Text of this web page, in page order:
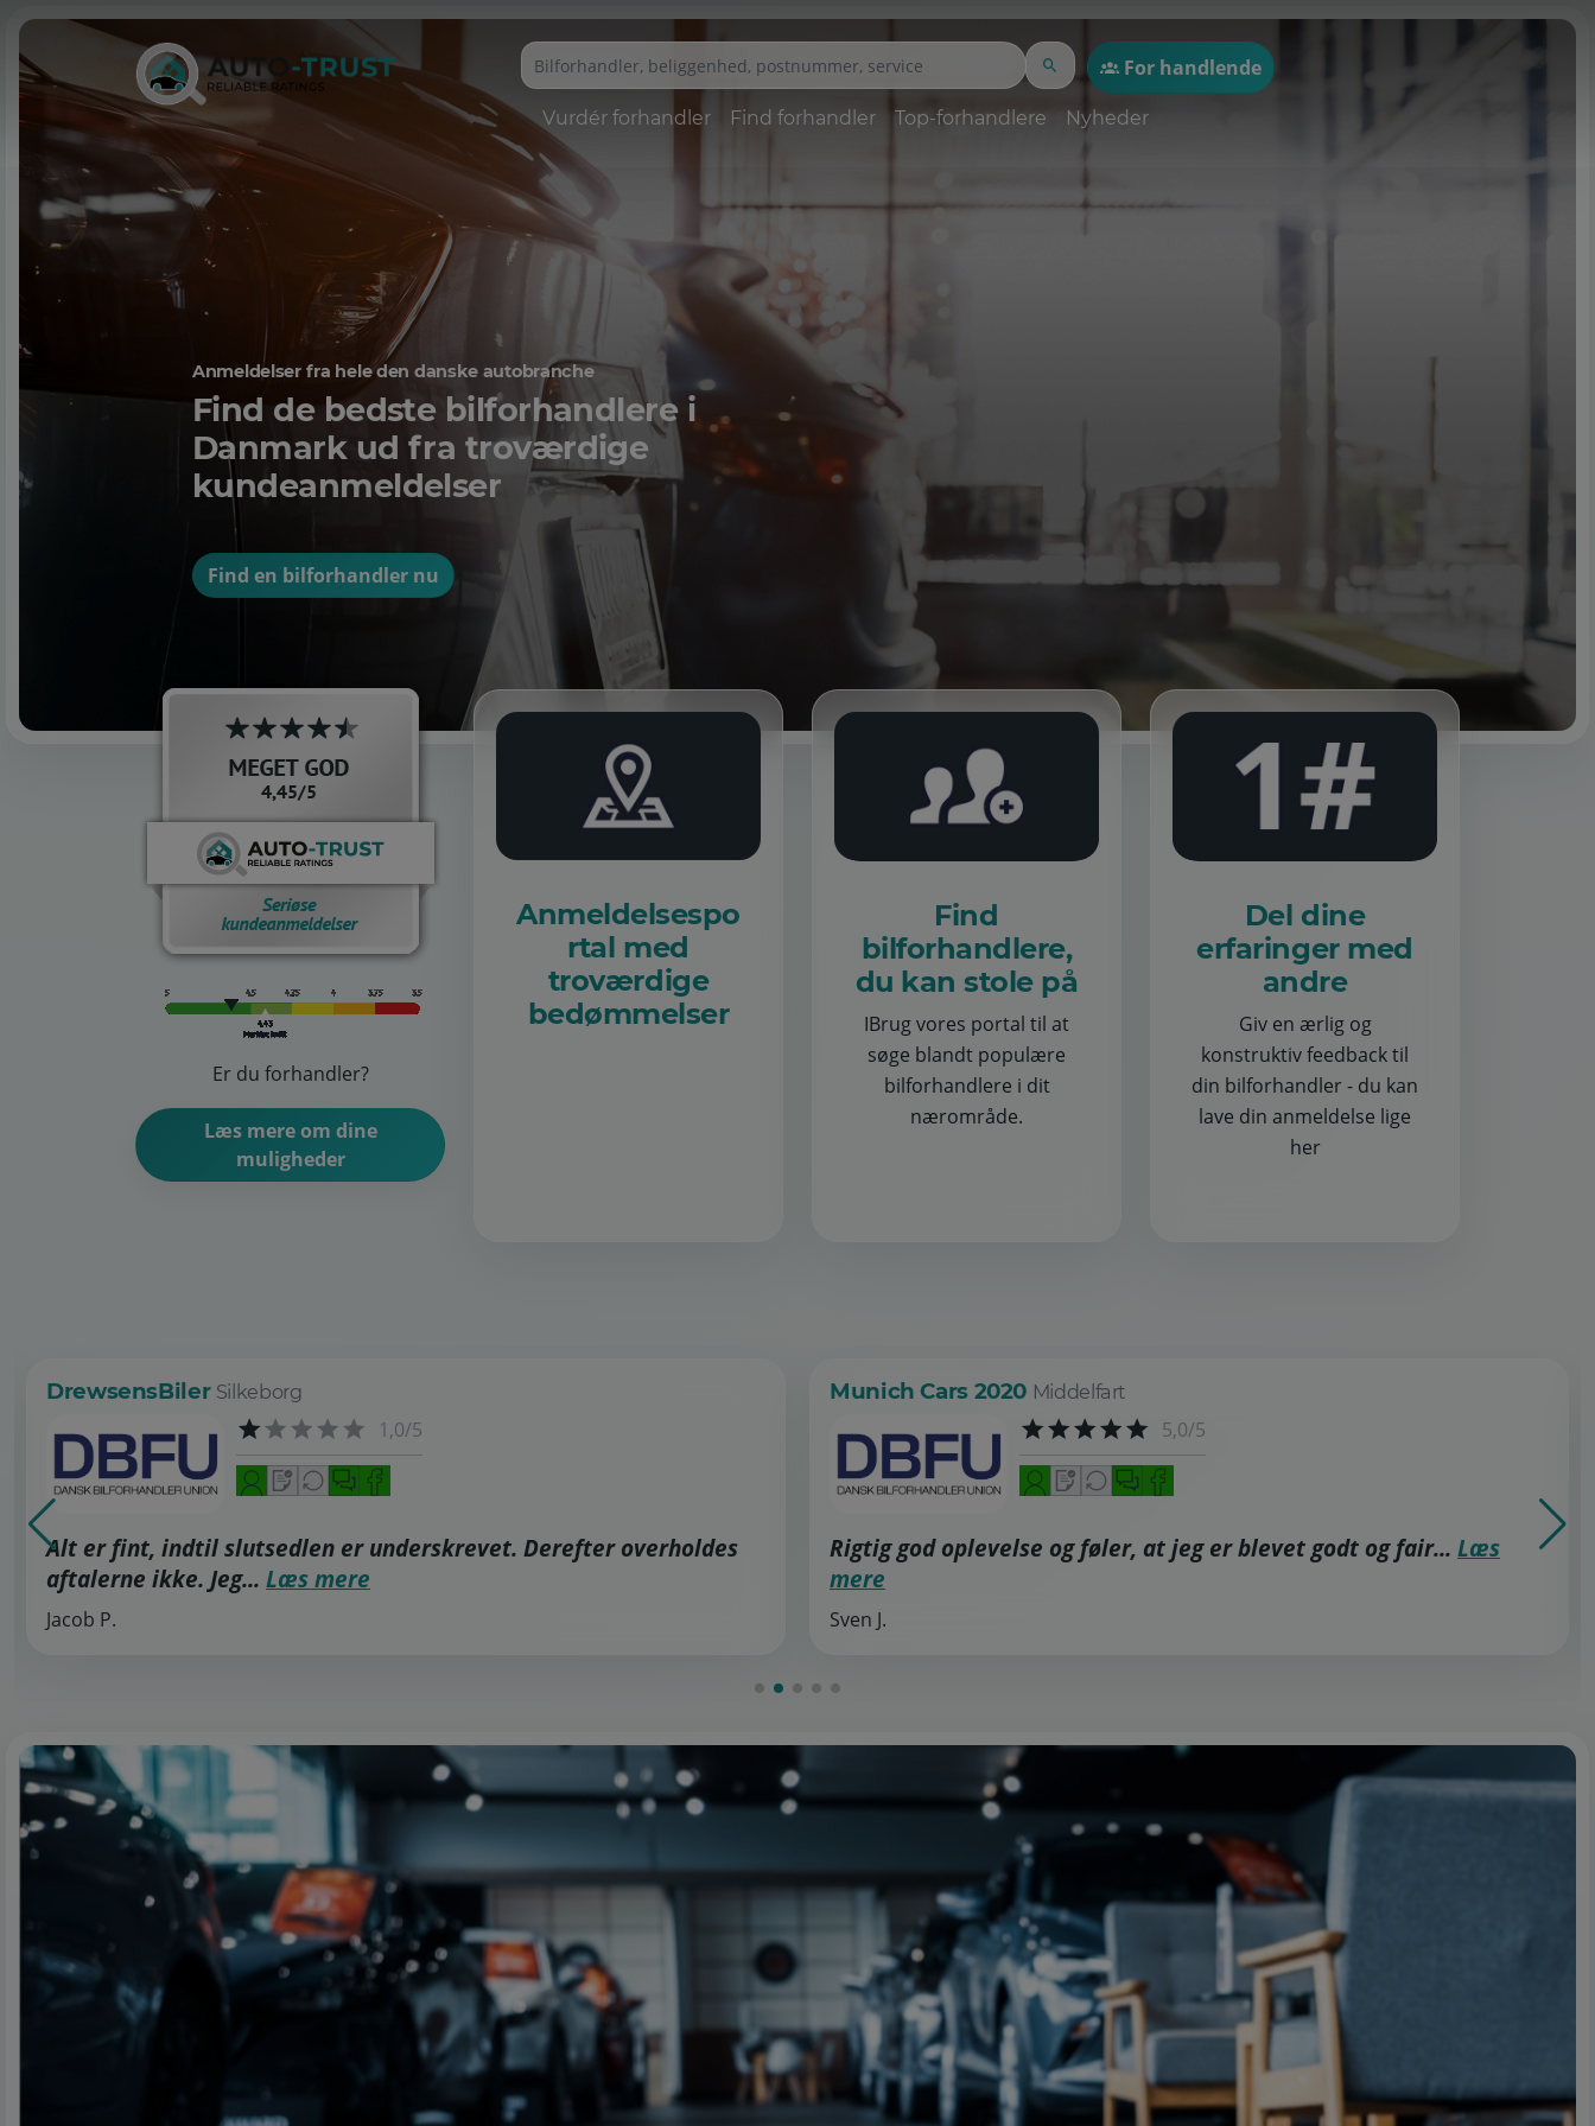
For handlende
Vurdér forhandler Find forhandler Top-forhandlere Nyheder
Anmeldelser fra hele den danske autobranche
Find de bedste bilforhandlere i
Danmark ud fra troværdige
kundeanmeldelser
Find en bilforhandler nu
Er du forhandler?
Læs mere om dine
muligheder
Anmeldelsespo
rtal med
troværdige
bedømmelser
Find
bilforhandlere,
du kan stole på
IBrug vores portal til at
søge blandt populære
bilforhandlere i dit
nærområde.
Del dine
erfaringer med
andre
Giv en ærlig og
konstruktiv feedback til
din bilforhandler - du kan
lave din anmeldelse lige
her
DrewsensBiler Silkeborg
1,0/5
Alt er fint, indtil slutsedlen er underskrevet. Derefter overholdes
aftalerne ikke. Jeg... Læs mere
Jacob P.
Munich Cars 2020 Middelfart
5,0/5
Rigtig god oplevelse og føler, at jeg er blevet godt og fair... Læs
mere
Sven J.